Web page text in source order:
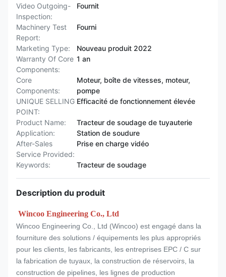
Video Outgoing-
Inspection:
Fournit
Machinery Test
Report:
Fourni
Marketing Type:
Nouveau produit 2022
Warranty Of Core
Components:
1 an
Core
Components:
Moteur, boîte de vitesses, moteur,
pompe
UNIQUE SELLING
POINT:
Efficacité de fonctionnement élevée
Product Name:
Tracteur de soudage de tuyauterie
Application:
Station de soudure
After-Sales
Service Provided:
Prise en charge vidéo
Keywords: Tracteur de soudage
Description du produit
Wincoo Engineering Co., Ltd
Wincoo Engineering Co., Ltd (Wincoo) est engagé dans la
fourniture des solutions / équipements les plus appropriés
pour les clients, les fabricants, les entreprises EPC / C sur
la fabrication de tuyaux, la construction de réservoirs, la
construction de pipelines, les lignes de production